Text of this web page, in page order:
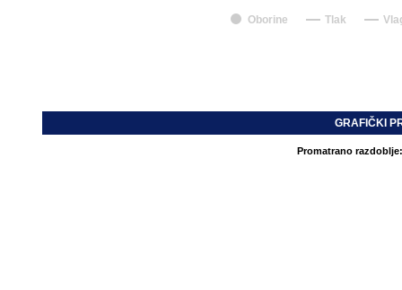
Oborine Tlak
GRAFIČKI
Promatrano